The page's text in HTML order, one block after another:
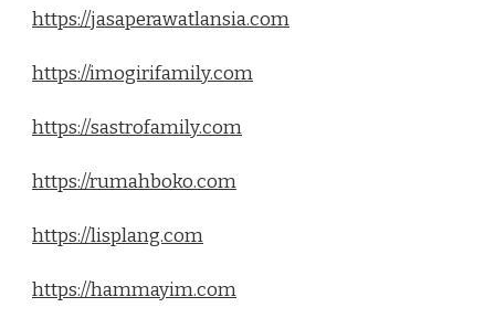
https://jasaperawatlansia.com
https://imogirifamily.com
https://sastrofamily.com
https://rumahboko.com
https://lisplang.com
https://hammayim.com